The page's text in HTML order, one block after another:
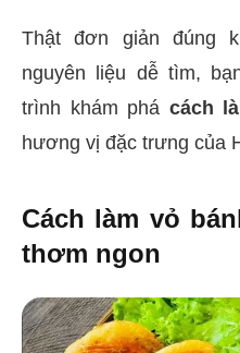
Thật đơn giản đúng
nguyên liệu dễ tìm,
trình khám phá cách
hương vị đặc trưng của
Cách làm vỏ
thơm ngon